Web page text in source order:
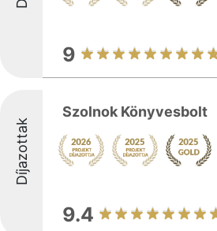
9
Díjazottak
Szolnok Könyvesbolt
9.4